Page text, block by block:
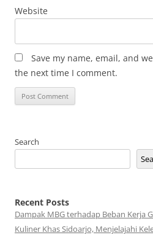
Website
Save my name, email, and
the next time I comment.
Search
Recent Posts
Dampak MBG terhadap Beban Kerja
Kuliner Khas Sidoarjo, Menjelajahi